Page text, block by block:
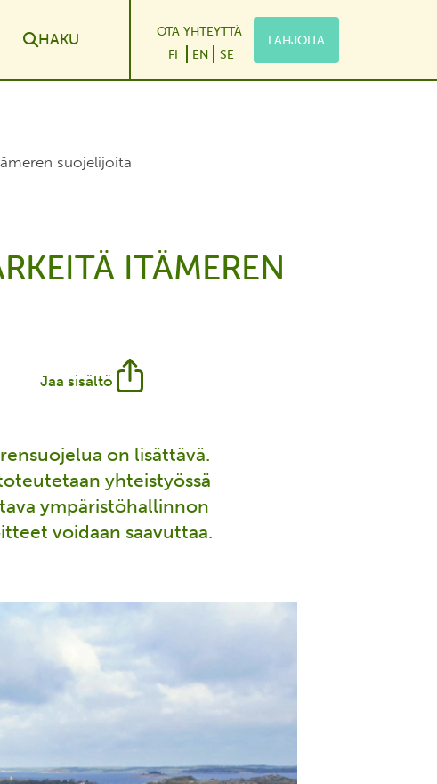
Dropdown
HAKU
FI EN SE
OTA YHTEYTTÄ
LAHJOITA
suojelijoita
ITÄMEREN
Jaa sisältö
on lisättävä.
yhteistyössä
ympäristöhallinnon
voidaan saavuttaa.